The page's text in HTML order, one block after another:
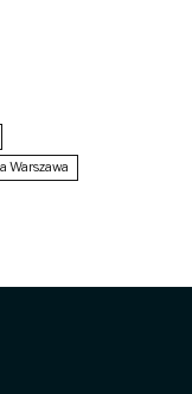
Warszawa